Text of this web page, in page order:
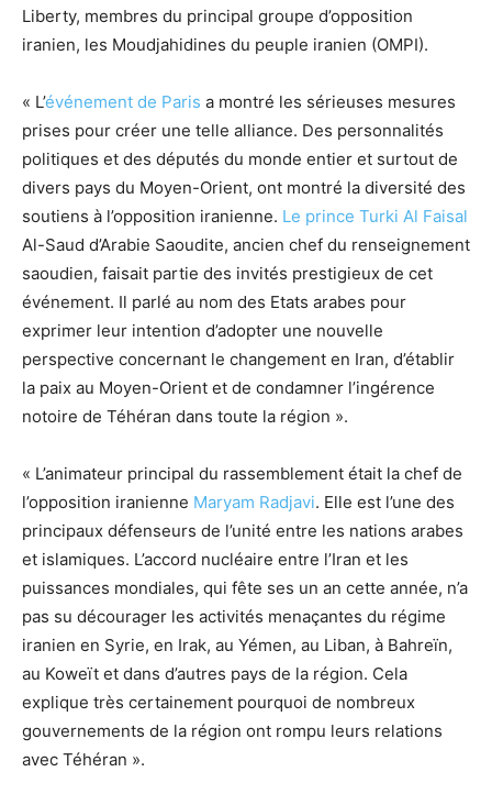
Liberty, membres du principal groupe d’opposition
iranien, les Moudjahidines du peuple iranien (OMPI).
« L’événement de Paris a montré les sérieuses mesures
prises pour créer une telle alliance. Des personnalités
politiques et des députés du monde entier et surtout de
divers pays du Moyen-Orient, ont montré la diversité des
soutiens à l’opposition iranienne. Le prince Turki Al Faisal
Al-Saud d’Arabie Saoudite, ancien chef du renseignement
saoudien, faisait partie des invités prestigieux de cet
événement. Il parlé au nom des Etats arabes pour
exprimer leur intention d’adopter une nouvelle
perspective concernant le changement en Iran, d’établir
la paix au Moyen-Orient et de condamner l’ingérence
notoire de Téhéran dans toute la région ».
« L’animateur principal du rassemblement était la chef de
l’opposition iranienne Maryam Radjavi. Elle est l’une des
principaux défenseurs de l’unité entre les nations arabes
et islamiques. L’accord nucléaire entre l’Iran et les
puissances mondiales, qui fête ses un an cette année, n’a
pas su décourager les activités menaçantes du régime
iranien en Syrie, en Irak, au Yémen, au Liban, à Bahreïn,
au Koweït et dans d’autres pays de la région. Cela
explique très certainement pourquoi de nombreux
gouvernements de la région ont rompu leurs relations
avec Téhéran ».